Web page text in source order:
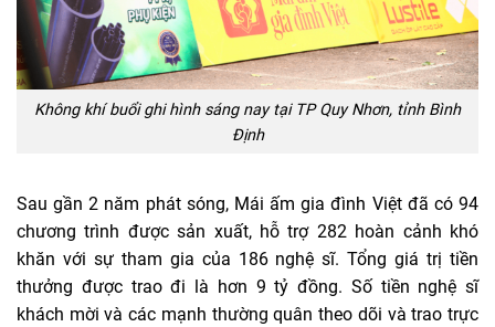
Không khí buổi ghi hình sáng nay tại TP Quy Nhơn, tỉnh Bình
Định
Sau gần 2 năm phát sóng, Mái ấm gia đình Việt đã có 94
chương trình được sản xuất, hỗ trợ 282 hoàn cảnh khó
khăn với sự tham gia của 186 nghệ sĩ. Tổng giá trị tiền
thưởng được trao đi là hơn 9 tỷ đồng. Số tiền nghệ sĩ
khách mời và các mạnh thường quân theo dõi và trao trực